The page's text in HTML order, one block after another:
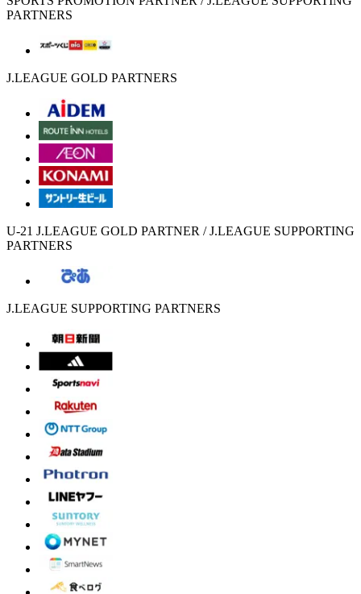
PARTNERS
J.LEAGUE GOLD PARTNERS
U-21 J.LEAGUE GOLD PARTNER / J.LEAGUE SUPPORTING
PARTNERS
J.LEAGUE SUPPORTING PARTNERS